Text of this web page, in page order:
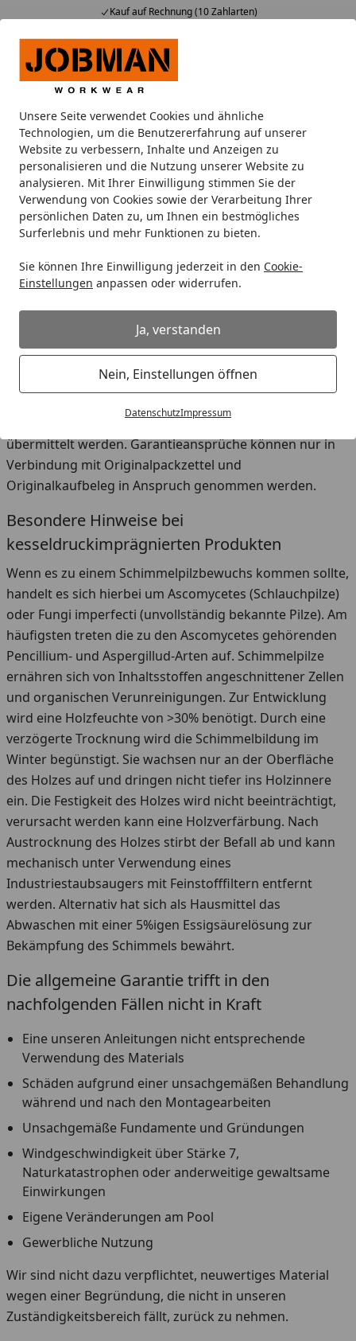
Unsere Seite verwendet Cookies und ähnliche
Technologien, um die Benutzererfahrung auf unserer
Website zu verbessern, Inhalte und Anzeigen zu
personalisieren und die Nutzung unserer Website zu
analysieren. Mit Ihrer Einwilligung stimmen Sie der
Verwendung von Cookies sowie der Verarbeitung Ihrer
persönlichen Daten zu, um Ihnen ein bestmögliches
Surferlebnis und mehr Funktionen zu bieten.
Sie können Ihre Einwilligung jederzeit in den Cookie-
Einstellungen anpassen oder widerrufen.
Ja, verstanden
Nein, Einstellungen öffnen
DatenschutzImpressum
Kauf auf Rechnung (10 Zahlarten)
Alle Produkte
Mein Konto
Suchen
Startseite
Karibu Pools Garantie
Karibu Garantiebestimmungen für
Pools
Sehr geehrte Kundin, sehr geehrter Kunde,
entschieden. Ihr Pool hat unser Werk nach sorgfältiger
Prüfung und Endkontrolle verlassen.
den Austausch des fehlerhaften Teiles durch unser
Unternehmen. Die Garantie eröffnet keinesfalls
Ansprüche auf jedwede Art von
Materialien müssen uns mit ausreichender Frankierung
übermittelt werden. Garantieansprüche können nur in
Verbindung mit Originalpackzettel und
Originalkaufbeleg in Anspruch genommen werden.
Besondere Hinweise bei
kesseldruckimprägnierten Produkten
Wenn es zu einem Schimmelpilzbewuchs kommen sollte,
handelt es sich hierbei um Ascomycetes (Schlauchpilze)
oder Fungi imperfecti (unvollständig bekannte Pilze). Am
häufigsten treten die zu den Ascomycetes gehörenden
Pencillium- und Aspergillud-Arten auf. Schimmelpilze
ernähren sich von Inhaltsstoffen angeschnittener Zellen
und organischen Verunreinigungen. Zur Entwicklung
wird eine Holzfeuchte von >30% benötigt. Durch eine
verzögerte Trocknung wird die Schimmelbildung im
Winter begünstigt. Sie wachsen nur an der Oberfläche
des Holzes auf und dringen nicht tiefer ins Holzinnere
ein. Die Festigkeit des Holzes wird nicht beeinträchtigt,
verursacht werden kann eine Holzverfärbung. Nach
Austrocknung des Holzes stirbt der Befall ab und kann
mechanisch unter Verwendung eines
Industriestaubsaugers mit Feinstofffiltern entfernt
werden. Alternativ hat sich als Hausmittel das
Abwaschen mit einer 5%igen Essigsäurelösung zur
Bekämpfung des Schimmels bewährt.
Die allgemeine Garantie trifft in den
nachfolgenden Fällen nicht in Kraft
Eine unseren Anleitungen nicht entsprechende
Verwendung des Materials
Schäden aufgrund einer unsachgemäßen Behandlung
während und nach den Montagearbeiten
Unsachgemäße Fundamente und Gründungen
Windgeschwindigkeit über Stärke 7,
Naturkatastrophen oder anderweitige gewaltsame
Einwirkungen
Eigene Veränderungen am Pool
Gewerbliche Nutzung
Wir sind nicht dazu verpflichtet, neuwertiges Material
wegen einer Begründung, die nicht in unseren
Zuständigkeitsbereich fällt, zurück zu nehmen.